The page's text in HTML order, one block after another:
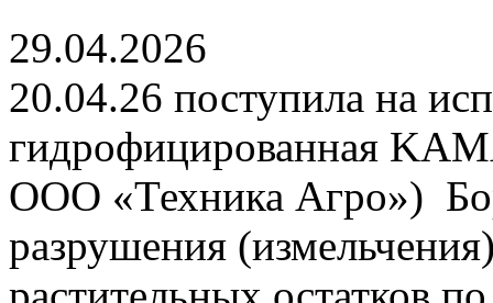
29.04.2026
20.04.26 поступила на
гидрофицированная
ООО «Техника Агро»)
разрушения